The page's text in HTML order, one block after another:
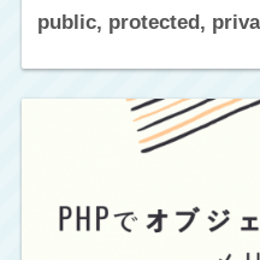
public, protected,